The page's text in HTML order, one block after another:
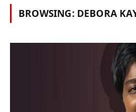
BROWSING: DEBORA